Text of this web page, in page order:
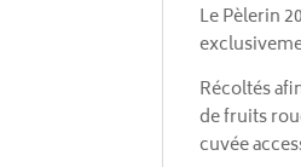
Le Pèlerin
Récoltés
de fruits
cuvée